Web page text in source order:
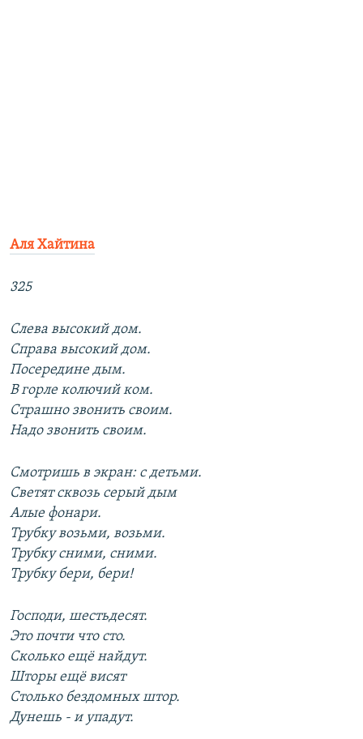
Аля Хайтина
325
Слева высокий дом.
Справа высокий дом.
Посередине дым.
В горле колючий ком.
Страшно звонить своим.
Надо звонить своим.
Смотришь в экран: с детьми.
Светят сквозь серый дым
Алые фонари.
Трубку возьми, возьми.
Трубку сними, сними.
Трубку бери, бери!
Господи, шестьдесят.
Это почти что сто.
Сколько ещё найдут.
Шторы ещё висят
Столько бездомных штор.
Дунешь - и упадут.